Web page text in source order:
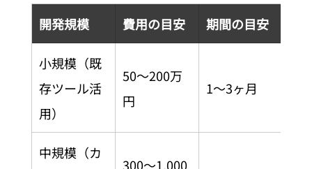
開発規模 費用の目安 期間の目安
小規模（既
存ツール活
用）
50〜200万
円
1〜3ヶ月
中規模（カ
300〜1,000